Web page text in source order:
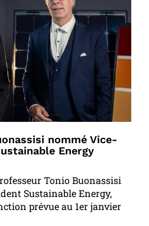
nommé Vice-
Energy
Tonio Buonassisi
Sustainable Energy,
prévue au 1er janvier